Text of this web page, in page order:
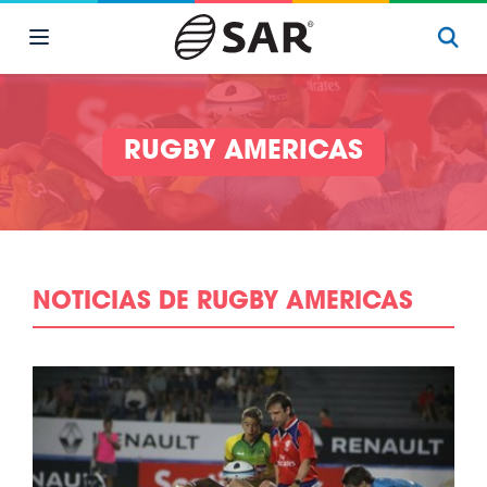
RUGBY AMERICAS
NOTICIAS DE RUGBY AMERICAS